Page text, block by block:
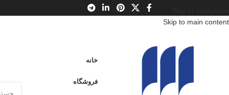
Skip to main content
خانه
فروشگاه
محصولات / کتاب بزرگسال